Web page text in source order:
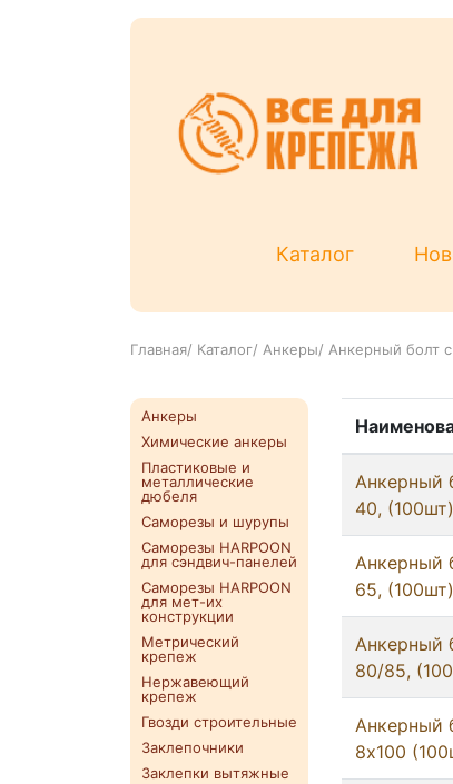
Каталог
Главная/ Каталог/ Анкеры/ Анкерный болт с
Анкеры
Химические анкеры
Пластиковые и
металлические
дюбеля
Саморезы и шурупы
Саморезы HARPOON
для сэндвич-панелей
Саморезы HARPOON
для мет-их
конструкции
Метрический
крепеж
Нержавеющий
крепеж
Гвозди строительные
Заклепочники
Заклепки вытяжные
Анкерный
40, (100шт)
Анкерный
65, (100шт)
Анкерный
80/85,
Анкерный
8x100